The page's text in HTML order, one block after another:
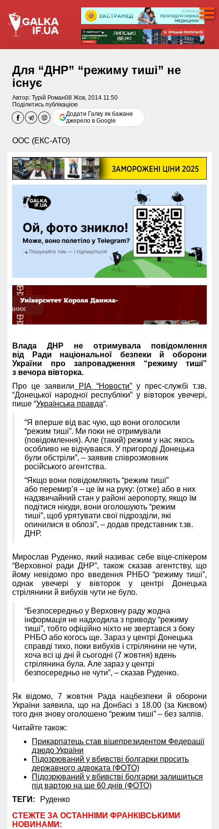
Для “ДНР” “режиму тиші” не
існує
Автор: Турій Роман08 Жов, 2014 11:50
Поділитись публікацією
Додати Галку як бажане
джерело в Google
ООС (ЕКС-АТО)
Влада ДНР не отримувала повідомлення
від Ради національної безпеки й оборони
України про запровадження “режиму тиші”
з вечора вівторка.
Про це заявили РІА “Новости”у прес-службі т.зв.
“Донецької народної республіки” у вівторок увечері,
пише “Українська правда“.
“Я вперше від вас чую, що вони оголосили
“режим тиші”. Ми поки не отримували
(повідомлення). Але (такий) режим у нас якось
особливо не відчувався. У пригороді Донецька
були обстріли”, – заявив співрозмовник
російського агентства.
“Якщо вони повідомляють “режим тиші”
або перемир’я – це їм на руку: (отже) або в них
надзвичайний стан у районі аеропорту, якщо їм
подітися нікуди, вони оголошують “режим
тиші”, щоб урятувати свої підрозділи, які
опинилися в облозі”, – додав представник т.зв.
ДНР.
Мирослав Руденко, який називає себе віце-спікером
“Верховної ради ДНР”, також сказав агентству, що
йому невідомо про введення РНБО “режиму тиші”,
однак увечері у вівторок у центрі Донецька
стрілянини й вибухів чути не було.
“Безпосередньо у Верховну раду жодна
інформація не надходила з приводу “режиму
тиші”, тобто офіційно ніхто не звертався з боку
РНБО або когось ще. Зараз у центрі Донецька
справді тихо, поки вибухів і стрілянини не чути,
хоча всі ці дні й сьогодні (7 жовтня) вдень
стрілянина була. Але зараз у центрі
безпосередньо не чути”, – сказав Руденко.
Як відомо, 7 жовтня Рада нацбезпеки й оборони
України заявила, що на Донбасі з 18.00 (за Києвом)
того дня знову оголошено “режим тиші” – без залпів.
Читайте також:
Прикарпатець став віцепрезидентом Федерації
дзюдо України
Підозрюваний у вбивстві болгарки просить
державного адвоката (ФОТО)
Підозрюваний у вбивстві болгарки залишиться
під вартою на ще 60 днів (ФОТО)
ТЕГИ:
Руденко
СТЕЖТЕ ЗА ОСТАННІМИ ФРАНКІВСЬКИМИ
НОВИНАМИ: